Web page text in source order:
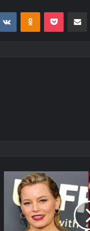
VKontakteOdnoklassniki
Pocket